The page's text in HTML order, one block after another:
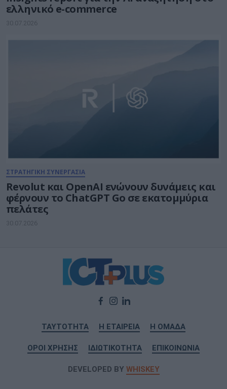
ελληνικό e-commerce
30.07.2026
ΣΤΡΑΤΗΓΙΚΗ ΣΥΝΕΡΓΑΣΙΑ
Revolut και OpenAI ενώνουν δυνάμεις και
φέρνουν το ChatGPT Go σε εκατομμύρια
πελάτες
30.07.2026
ΤΑΥΤΟΤΗΤΑ Η ΕΤΑΙΡΕΙΑ Η ΟΜΑΔΑ
ΟΡΟΙ ΧΡΗΣΗΣ ΙΔΙΩΤΙΚΟΤΗΤΑ ΕΠΙΚΟΙΝΩΝΙΑ
DEVELOPED BY WHISKEY